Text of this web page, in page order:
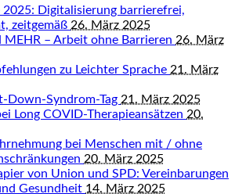
2025: Digitalisierung barrierefrei,
zeitgemäß 26. März 2025
MEHR – Arbeit ohne Barrieren 26. März
zu Leichter Sprache 21. März
Down-Syndrom-Tag 21. März 2025
Long COVID-Therapieansätzen 20.
bei Menschen mit / ohne
20. März 2025
von Union und SPD: Vereinbarungen
Gesundheit 14. März 2025